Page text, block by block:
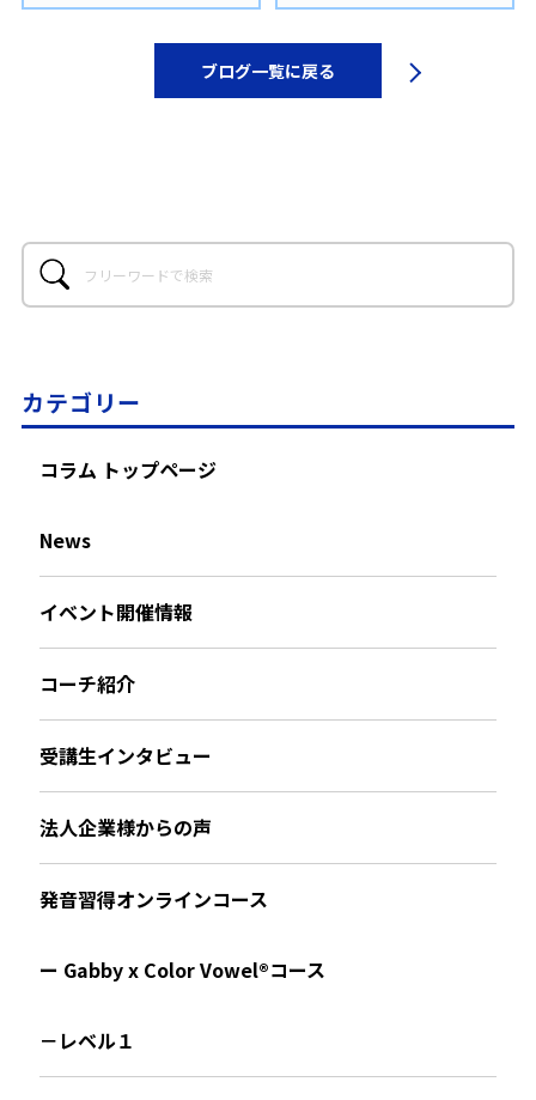
ブログ一覧に戻る
カテゴリー
コラム トップページ
News
イベント開催情報
コーチ紹介
受講生インタビュー
法人企業様からの声
発音習得オンラインコース
ー Gabby x Color Vowel®︎コース
－レベル１